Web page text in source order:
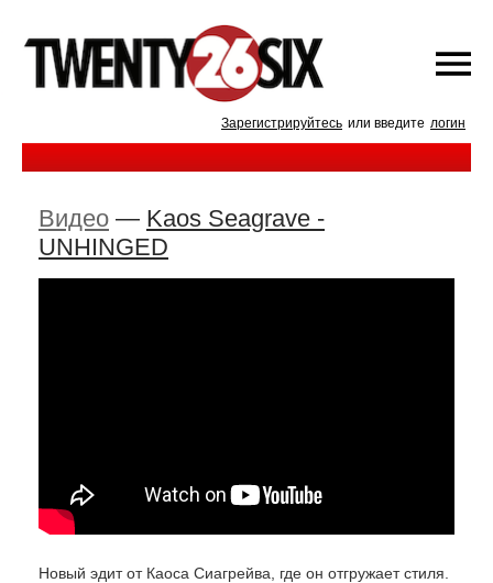
Зарегистрируйтесь или введите логин
Видео — Kaos Seagrave -
UNHINGED
Новый эдит от Каоса Сиагрейва, где он отгружает стиля.